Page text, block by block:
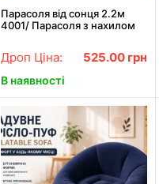
Парасоля від сонця 2.2м
4001/ Парасоля з нахилом
Дроп Ціна: 525.00 грн
В наявності